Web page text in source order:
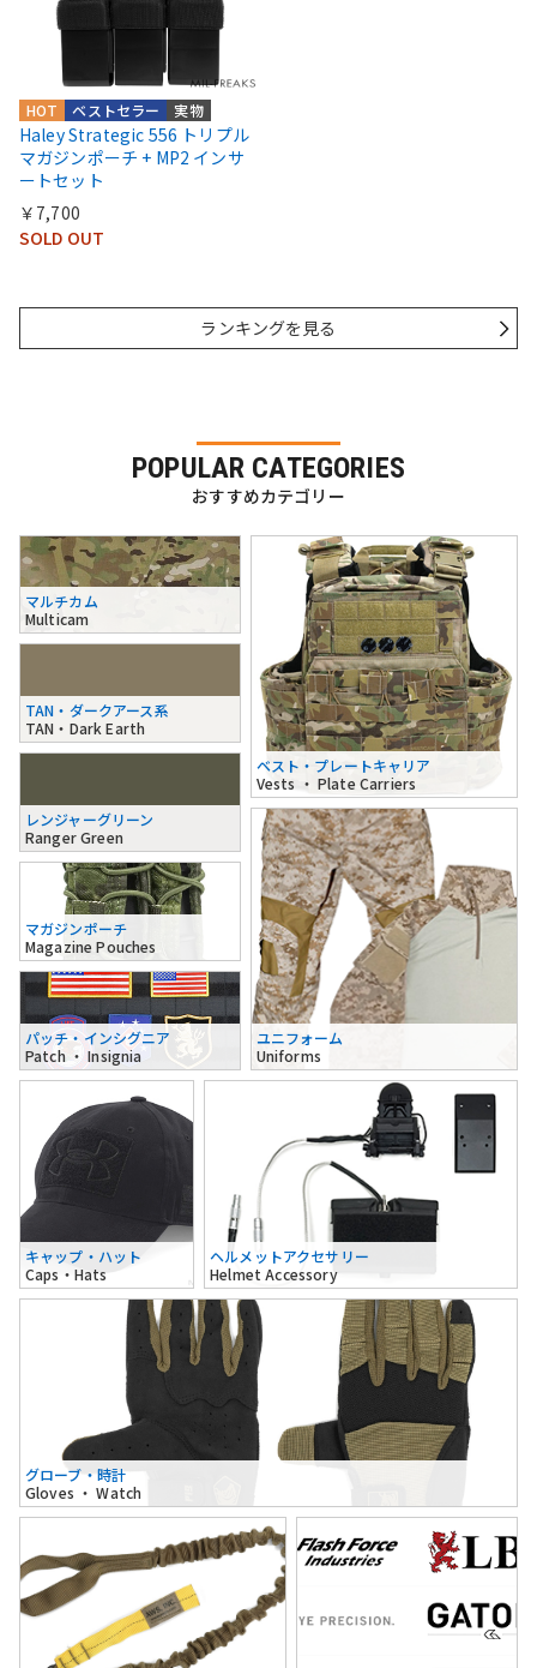
実物
ベストセラー
HOT
Haley Strategic 556 トリプル
マガジンポーチ + MP2 インサ
ートセット
￥7,700
SOLD OUT
ランキングを見る
POPULAR CATEGORIES
おすすめカテゴリー
マルチカム
Multicam
TAN・ダークアース系
TAN・Dark Earth
レンジャーグリーン
Ranger Green
ベスト・プレートキャリア
Vests ・ Plate Carriers
マガジンポーチ
Magazine Pouches
パッチ・インシグニア
Patch ・ Insignia
ユニフォーム
Uniforms
キャップ・ハット
Caps・Hats
ヘルメットアクセサリー
Helmet Accessory
グローブ・時計
Gloves ・ Watch